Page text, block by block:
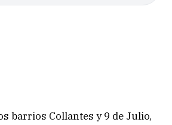
barrios Collantes y 9 de Julio,